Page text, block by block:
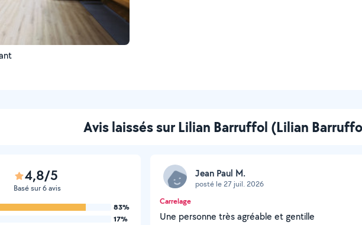
Avis laissés sur Lilian Barruffol (Lilian
4,8/5
Basé sur 6 avis
83%
17%
Jean Paul M.
posté le 27 juil. 2026
Carrelage
Une personne très agréable et gentille